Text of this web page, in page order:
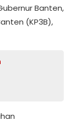
Banten,
(KP3B),